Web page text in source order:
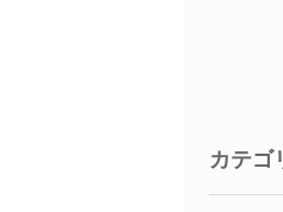
カテゴ